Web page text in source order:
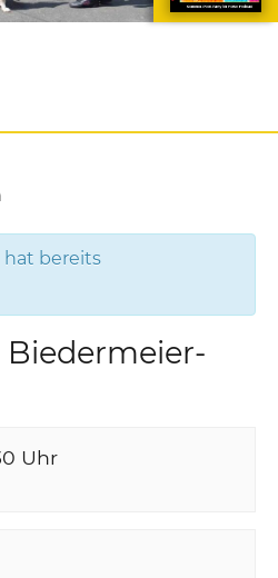
hat bereits
Biedermeier-
Uhr